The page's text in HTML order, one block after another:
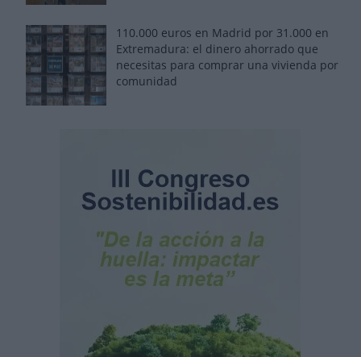
110.000 euros en Madrid por 31.000 en
Extremadura: el dinero ahorrado que
necesitas para comprar una vivienda por
comunidad